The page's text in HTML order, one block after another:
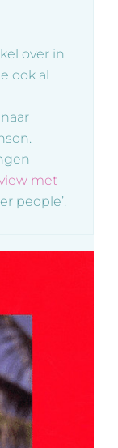
over in
ook al
met
people’.